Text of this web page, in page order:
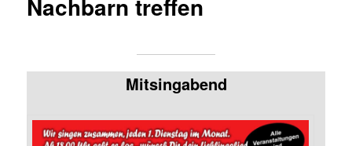
Nachbarn treffen
Mitsingabend